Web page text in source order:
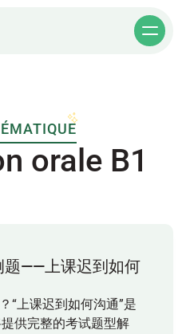
orale B1
题——上课迟到如何
“上课迟到如何沟通”是
供完整的考试题型解